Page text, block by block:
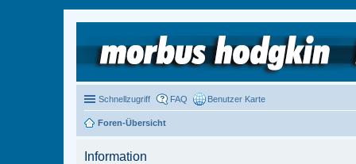
Schnellzugriff FAQ Benutzer Karte
Foren-Übersicht
Information